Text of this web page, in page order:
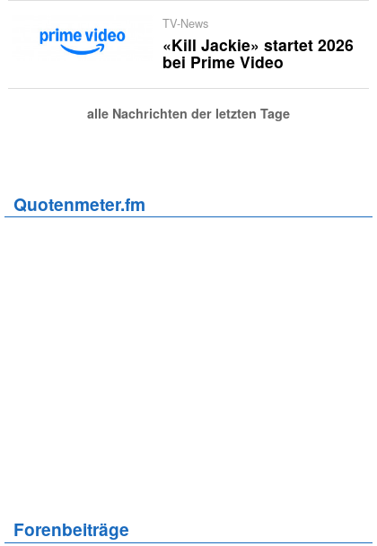
TV-News
«Kill Jackie» startet 2026
bei Prime Video
alle Nachrichten der letzten Tage
Quotenmeter.fm
Forenbeiträge